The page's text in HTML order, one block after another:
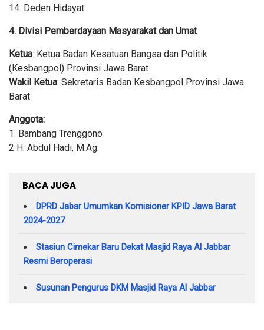
14. Deden Hidayat
4. Divisi Pemberdayaan Masyarakat dan Umat
Ketua: Ketua Badan Kesatuan Bangsa dan Politik
(Kesbangpol) Provinsi Jawa Barat
Wakil Ketua: Sekretaris Badan Kesbangpol Provinsi Jawa
Barat
Anggota:
1. Bambang Trenggono
2 H. Abdul Hadi, M.Ag.
BACA JUGA
DPRD Jabar Umumkan Komisioner KPID Jawa Barat
2024-2027
Stasiun Cimekar Baru Dekat Masjid Raya Al Jabbar
Resmi Beroperasi
Susunan Pengurus DKM Masjid Raya Al Jabbar